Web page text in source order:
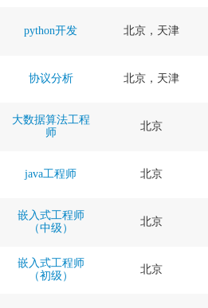
python开发 北京，天津
协议分析 北京，天津
大数据算法工程
师
北京
java工程师 北京
嵌入式工程师
（中级）
北京
嵌入式工程师
（初级）
北京